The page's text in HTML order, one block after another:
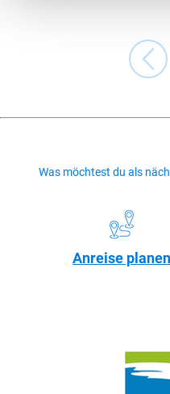
Was möchtest du als
Anreise planen